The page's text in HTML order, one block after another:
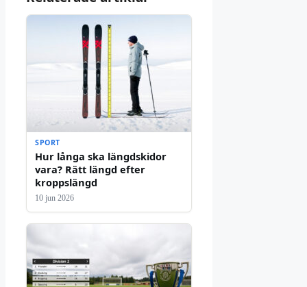
SPORT
Hur långa ska längdskidor
vara? Rätt längd efter
kroppslängd
10 jun 2026